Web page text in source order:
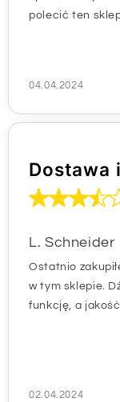
polecić ten
04.04.2024
Dostawa
L. Schneider
Ostatnio
w tym sklepie.
funkcję, a
02.04.2024